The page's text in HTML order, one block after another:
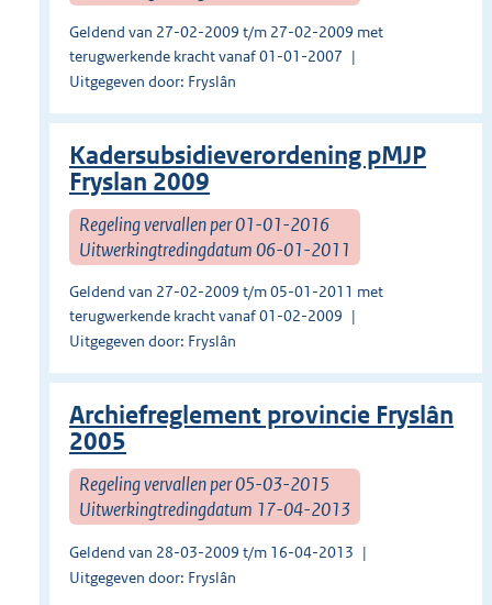
Geldend van 27-02-2009 t/m 27-02-2009 met
terugwerkende kracht vanaf 01-01-2007
Uitgegeven door: Fryslân
Kadersubsidieverordening pMJP
Fryslan 2009
Regeling vervallen per 01-01-2016
Uitwerkingtredingdatum 06-01-2011
Geldend van 27-02-2009 t/m 05-01-2011 met
terugwerkende kracht vanaf 01-02-2009
Uitgegeven door: Fryslân
Archiefreglement provincie Fryslân
2005
Regeling vervallen per 05-03-2015
Uitwerkingtredingdatum 17-04-2013
Geldend van 28-03-2009 t/m 16-04-2013
Uitgegeven door: Fryslân